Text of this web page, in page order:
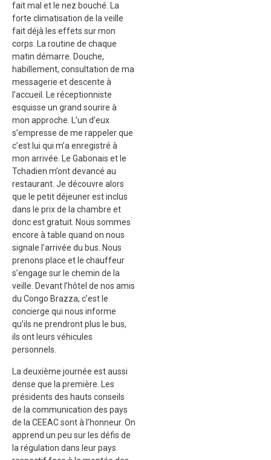
fait mal et le nez bouché. La
forte climatisation de la veille
fait déjà les effets sur mon
corps. La routine de chaque
matin démarre. Douche,
habillement, consultation de ma
messagerie et descente à
l’accueil. Le réceptionniste
esquisse un grand sourire à
mon approche. L’un d’eux
s’empresse de me rappeler que
c’est lui qui m’a enregistré à
mon arrivée. Le Gabonais et le
Tchadien m’ont devancé au
restaurant. Je découvre alors
que le petit déjeuner est inclus
dans le prix de la chambre et
donc est gratuit. Nous sommes
encore à table quand on nous
signale l’arrivée du bus. Nous
prenons place et le chauffeur
s’engage sur le chemin de la
veille. Devant l’hôtel de nos amis
du Congo Brazza, c’est le
concierge qui nous informe
qu’ils ne prendront plus le bus,
ils ont leurs véhicules
personnels.
La deuxième journée est aussi
dense que la première. Les
présidents des hauts conseils
de la communication des pays
de la CEEAC sont à l’honneur. On
apprend un peu sur les défis de
la régulation dans leur pays